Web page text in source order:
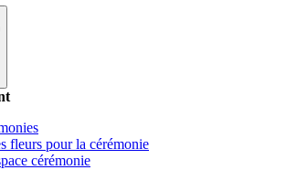
fleurs pour la cérémonie
cérémonie